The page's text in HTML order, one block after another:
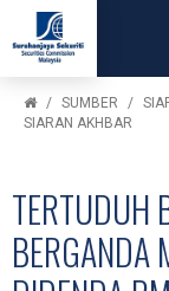
SUMBER
SIARAN AKHBAR
TERTUDUH
BERGANDA